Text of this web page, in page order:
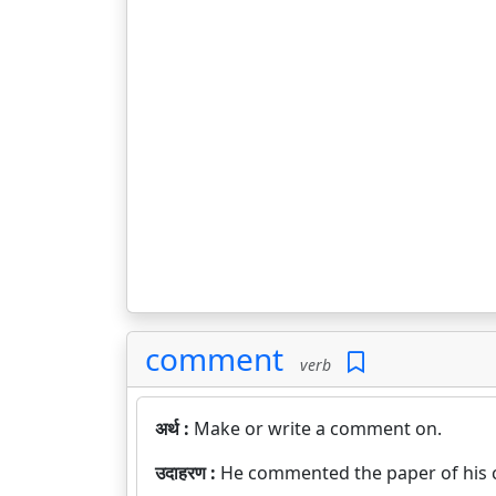
comment verb
अर्थ : Make or write a comment on.
उदाहरण : He commented the paper of his